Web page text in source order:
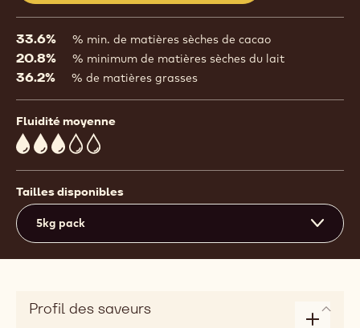
a
window)
33.6% % min. de matières sèches de cacao
20.8% % minimum de matières sèches du lait
36.2% % de matières grasses
Fluidité moyenne
3
Tailles disponibles
5kg pack
Profil des saveurs